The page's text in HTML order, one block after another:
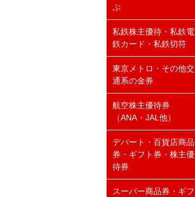
ぷ
私鉄株主優待・私鉄電
鉄カード・私鉄切符
東京メトロ・その他交
通系の金券
航空株主優待券
（ANA・JAL他）
デパート・百貨店商品
券・ギフト券・株主優
待券
スーパー商品券・ギフ